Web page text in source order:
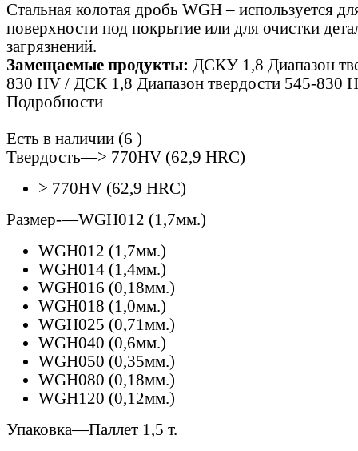
Стальная колотая дробь WGH – используется
поверхности под покрытие или для очистки
загрязнений.
Замещаемые продукты: ДСКУ 1,8 Диапазон
830 HV / ДСК 1,8 Диапазон твердости 545-830
Подробности
Есть в наличии (6 )
Твердость—> 770HV (62,9 HRC)
> 770HV (62,9 HRC)
Размер-—WGH012 (1,7мм.)
WGH012 (1,7мм.)
WGH014 (1,4мм.)
WGH016 (0,18мм.)
WGH018 (1,0мм.)
WGH025 (0,71мм.)
WGH040 (0,6мм.)
WGH050 (0,35мм.)
WGH080 (0,18мм.)
WGH120 (0,12мм.)
Упаковка—Паллет 1,5 т.